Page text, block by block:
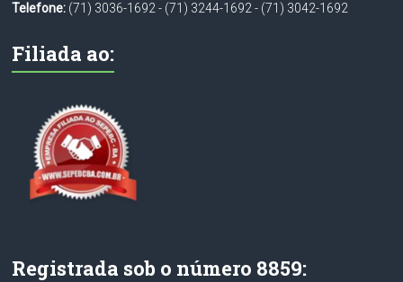
Telefone: (71) 3036-1692- (71) 3244-1692- (71) 3042-1692
Filiada ao:
Registrada sob o número 8859: